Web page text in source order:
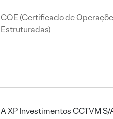
COE (Certificado de
Estruturadas)
A XP Investimentos CCTVM